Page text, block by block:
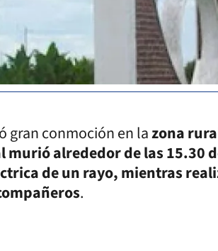
gran conmoción en lazona
alrededor de las 15.30
de un rayo, mientras
.